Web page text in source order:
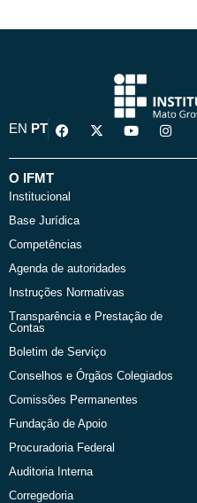
EN PT
F
a
e
o
k
X
-
w
Y
o
t
I
n
t
O IFMT
Institucional
Base Jurídica
Competências
Agenda de autoridades
Instruções Normativas
Transparência e Prestação de
Contas
Boletim de Serviço
Conselhos e Órgãos Colegiados
Comissões Permanentes
Fundação de Apoio
Procuradoria Federal
Auditoria Interna
Corregedoria